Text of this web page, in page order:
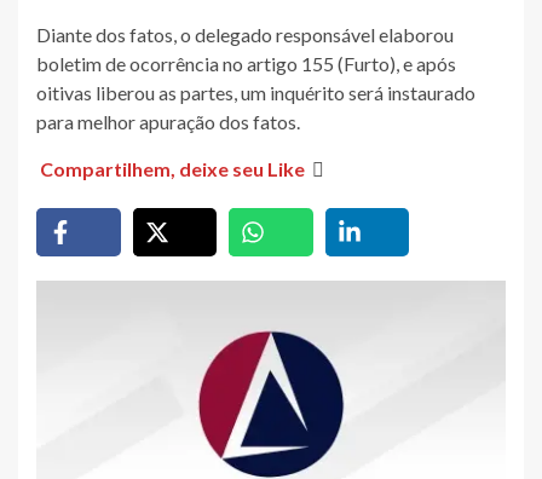
Diante dos fatos, o delegado responsável elaborou
boletim de ocorrência no artigo 155 (Furto), e após
oitivas liberou as partes, um inquérito será instaurado
para melhor apuração dos fatos.
Compartilhem, deixe seu Like 